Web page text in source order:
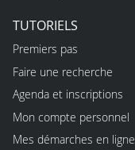
TUTORIELS
Premiers pas
Faire une recherche
Agenda et inscriptions
Mon compte personnel
Mes démarches en ligne